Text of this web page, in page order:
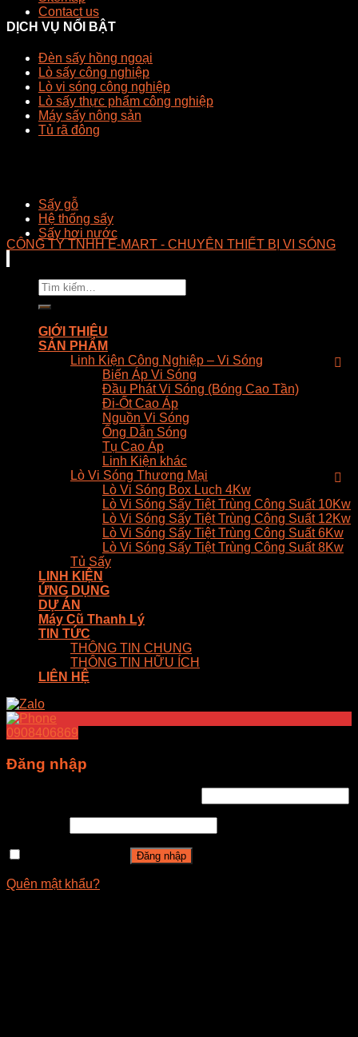
Contact us
DỊCH VỤ NỔI BẬT
Đèn sấy hồng ngoại
Lò sấy công nghiệp
Lò vi sóng công nghiệp
Lò sấy thực phẩm công nghiệp
Máy sấy nông sản
Tủ rã đông
Sấy gỗ
Hệ thống sấy
Sấy hơi nước
CÔNG TY TNHH E-MART - CHUYÊN THIẾT BỊ VI SÓNG
Tìm
kiếm:
GIỚI THIỆU
SẢN PHẨM
Linh Kiện Công Nghiệp – Vi Sóng
Biến Áp Vi Sóng
Đầu Phát Vi Sóng (Bóng Cao Tần)
Đi-Ốt Cao Áp
Nguồn Vi Sóng
Ống Dẫn Sóng
Tụ Cao Áp
Linh Kiện khác
Lò Vi Sóng Thương Mại
Lò Vi Sóng Box Luch 4Kw
Lò Vi Sóng Sấy Tiệt Trùng Công Suất 10Kw
Lò Vi Sóng Sấy Tiệt Trùng Công Suất 12Kw
Lò Vi Sóng Sấy Tiệt Trùng Công Suất 6Kw
Lò Vi Sóng Sấy Tiệt Trùng Công Suất 8Kw
Tủ Sấy
LINH KIỆN
ỨNG DỤNG
DỰ ÁN
Máy Cũ Thanh Lý
TIN TỨC
THÔNG TIN CHUNG
THÔNG TIN HỮU ÍCH
LIÊN HỆ
0908406869
Đăng nhập
Đăng nhập
Quên mật khẩu?